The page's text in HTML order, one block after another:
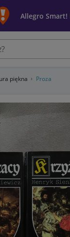
Allegro Smart!
piękna Proza